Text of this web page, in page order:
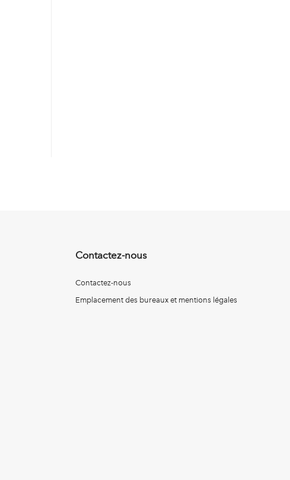
Contactez-nous
Contactez-nous
Emplacement des bureaux et mentions légales